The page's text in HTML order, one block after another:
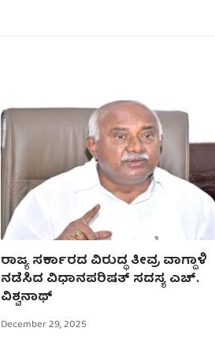
ರಾಜ್ಯ ಸರ್ಕಾರದ ವಿರುದ್ಧ ತೀವ್ರ ವಾಗ್ದಾಳಿ
ನಡೆಸಿದ ವಿಧಾನಪರಿಷತ್ ಸದಸ್ಯ ಎಚ್.
ವಿಶ್ವನಾಥ್
December 29, 2025